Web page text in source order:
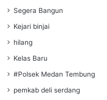
Segera Bangun
Kejari binjai
hilang
Kelas Baru
#Polsek Medan Tembung
pemkab deli serdang